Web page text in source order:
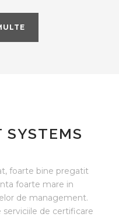
SYSTEMS
foarte bine pregatit
foarte mare in
de management.
serviciile de certificare